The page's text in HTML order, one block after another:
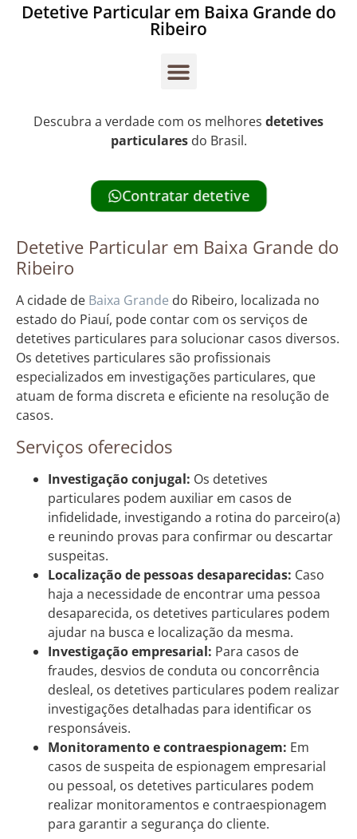
Detetive Particular em Baixa Grande do
Ribeiro
Descubra a verdade com os melhores detetives
particularesdo Brasil.
Contratar detetive
Detetive Particular em Baixa Grande do
Ribeiro
A cidade de Baixa Grande do Ribeiro, localizada no
estado do Piauí, pode contar com os serviços de
detetives particulares para solucionar casos diversos.
Os detetives particulares são profissionais
especializados em investigações particulares, que
atuam de forma discreta e eficiente na resolução de
casos.
Serviços oferecidos
Investigação conjugal: Os detetives
particulares podem auxiliar em casos de
infidelidade, investigando a rotina do parceiro(a)
e reunindo provas para confirmar ou descartar
suspeitas.
Localização de pessoas desaparecidas: Caso
haja a necessidade de encontrar uma pessoa
desaparecida, os detetives particulares podem
ajudar na busca e localização da mesma.
Investigação empresarial: Para casos de
fraudes, desvios de conduta ou concorrência
desleal, os detetives particulares podem realizar
investigações detalhadas para identificar os
responsáveis.
Monitoramento e contraespionagem: Em
casos de suspeita de espionagem empresarial
ou pessoal, os detetives particulares podem
realizar monitoramentos e contraespionagem
para garantir a segurança do cliente.